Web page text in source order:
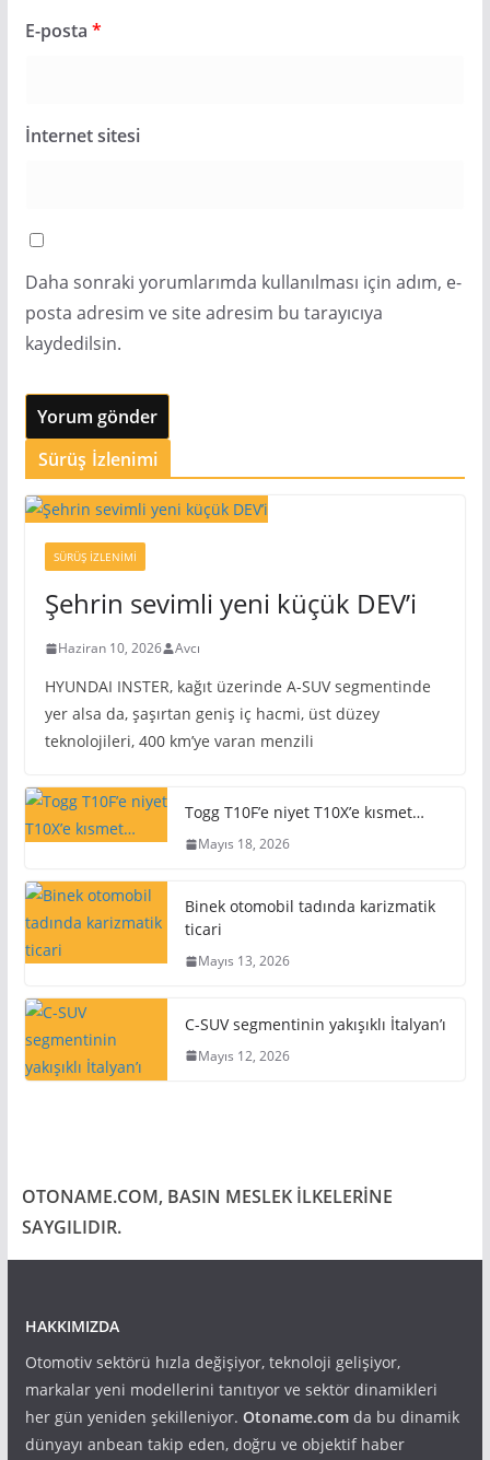
E-posta *
İnternet sitesi
Daha sonraki yorumlarımda kullanılması için adım, e-
posta adresim ve site adresim bu tarayıcıya
kaydedilsin.
Sürüş İzlenimi
SÜRÜŞ İZLENIMI
Şehrin sevimli yeni küçük DEV’i
Haziran 10, 2026 Avcı
HYUNDAI INSTER, kağıt üzerinde A-SUV segmentinde
yer alsa da, şaşırtan geniş iç hacmi, üst düzey
teknolojileri, 400 km’ye varan menzili
Togg T10F’e niyet T10X’e kısmet…
Mayıs 18, 2026
Binek otomobil tadında karizmatik
ticari
Mayıs 13, 2026
C-SUV segmentinin yakışıklı İtalyan’ı
Mayıs 12, 2026
OTONAME.COM, BASIN MESLEK İLKELERİNE
SAYGILIDIR.
HAKKIMIZDA
Otomotiv sektörü hızla değişiyor, teknoloji gelişiyor,
markalar yeni modellerini tanıtıyor ve sektör dinamikleri
her gün yeniden şekilleniyor. Otoname.comda bu dinamik
dünyayı anbean takip eden, doğru ve objektif haber